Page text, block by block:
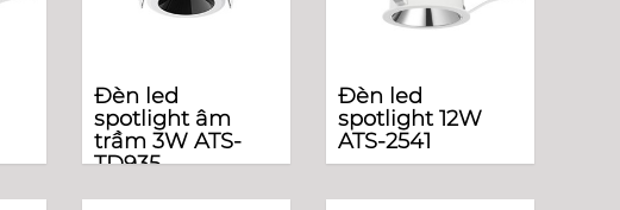
Đèn led
spotlight âm
trầm 3W ATS-
TD935
Đèn led
spotlight 12W
ATS-2541